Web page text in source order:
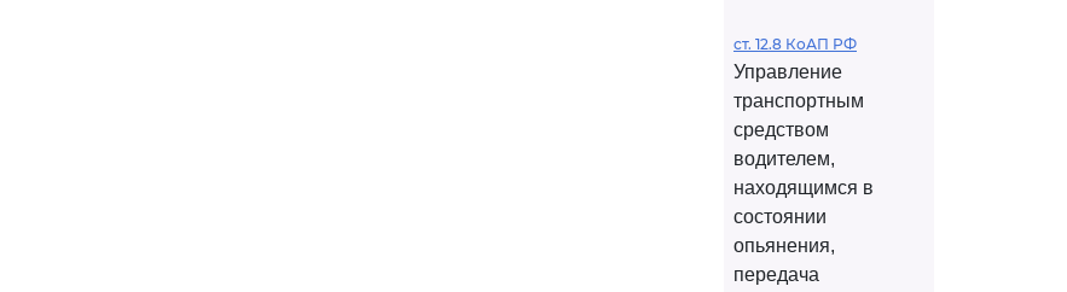
ст. 12.8 КоАП РФ
Управление
транспортным
средством
водителем,
находящимся в
состоянии
опьянения,
передача